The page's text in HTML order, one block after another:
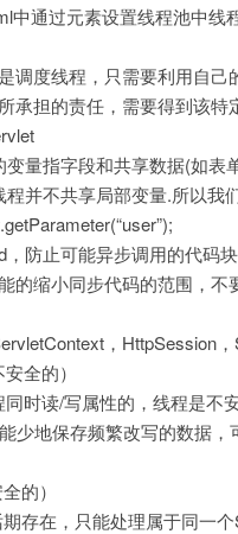
通过元素设置线程池中线
调度线程，只需要利用自己
承担的责任，需要得到该特
量指字段和共享数据(如表
并不共享局部变量.所以我
防止可能异步调用的代码
的缩小同步代码的范围，
，HttpSession
全的）
时读/写属性的，线程是不
少地保存频繁改写的数据
的）
存在，只能处理属于同一